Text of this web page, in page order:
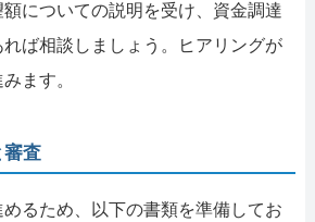
についての説明を受け、資金調達
ば相談しましょう。ヒアリングが
ます。
審査
るため、以下の書類を準備してお